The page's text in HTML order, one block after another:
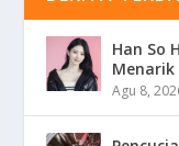
Han So
Agu 8,